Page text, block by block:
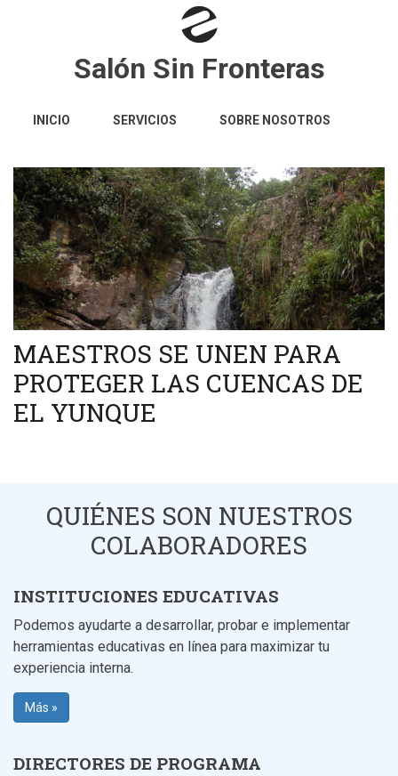
Salón Sin Fronteras
NAVEGACIÓN
INICIO SERVICIOS SOBRE NOSOTROS
MAESTROS SE UNEN PARA
PROTEGER LAS CUENCAS DE
EL YUNQUE
QUIÉNES SON NUESTROS
COLABORADORES
INSTITUCIONES EDUCATIVAS
Podemos ayudarte a desarrollar, probar e implementar
herramientas educativas en línea para maximizar tu
experiencia interna.
Más »
DIRECTORES DE PROGRAMA